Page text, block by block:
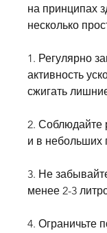
на принципах
несколько
1. Регулярно
активность
сжигать
2. Соблюдайте
и в небольших
3. Не
менее 2-3
4. Ограничьте